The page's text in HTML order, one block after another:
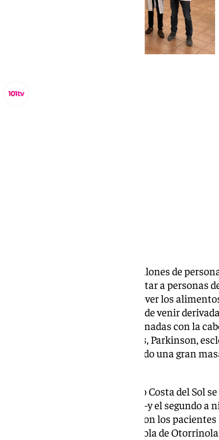
En España, alrededor de dos millones de
una enfermedad que puede afectar a personas
en la dificultad para tragar y mover los
el estómago. Esta patología puede venir
enfermedades y cirugías relacionadas con la
neurológicas tales como el ictus, Parkinson,
incluso personas que han perdido una gran
Ahora, el Hospital Universitario Costa del Sol
centro médico de la provincia —y el segundo
como hospital comprometido con los
otorgado por la Sociedad Española de